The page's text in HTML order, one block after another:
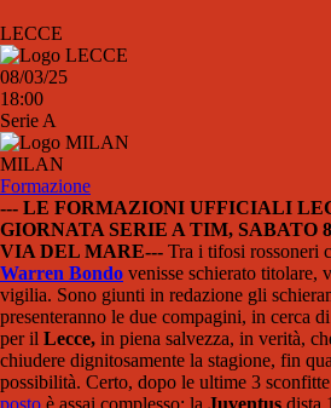
LECCE
08/03/25
18:00
Serie A
MILAN
Formazione
--- LE FORMAZIONI UFFICIALI
GIORNATA SERIE A TIM, SABATO
VIA DEL MARE--- Tra i tifosi rossoneri
Warren Bondo venisse schierato titolare,
vigilia. Sono giunti in redazione gli
presenteranno le due compagini, in cerca
per il Lecce, in piena salvezza, in verità,
chiudere dignitosamente la stagione, fin
possibilità. Certo, dopo le ultime 3
posto è assai complesso: la Juventus dista